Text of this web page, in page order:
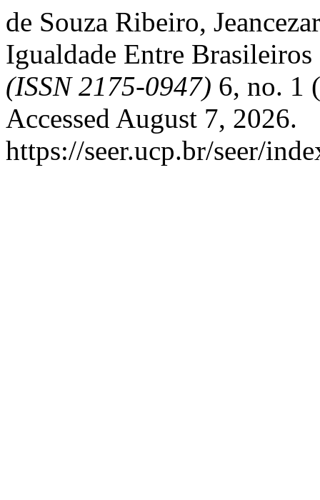
de Souza Ribeiro,
Igualdade Entre
(ISSN 2175-0947) 6, no. 1
Accessed August 7, 2026.
https://seer.ucp.br/seer/